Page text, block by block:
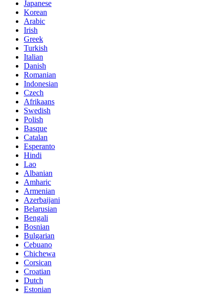
Japanese
Korean
Arabic
Irish
Greek
Turkish
Italian
Danish
Romanian
Indonesian
Czech
Afrikaans
Swedish
Polish
Basque
Catalan
Esperanto
Hindi
Lao
Albanian
Amharic
Armenian
Azerbaijani
Belarusian
Bengali
Bosnian
Bulgarian
Cebuano
Chichewa
Corsican
Croatian
Dutch
Estonian